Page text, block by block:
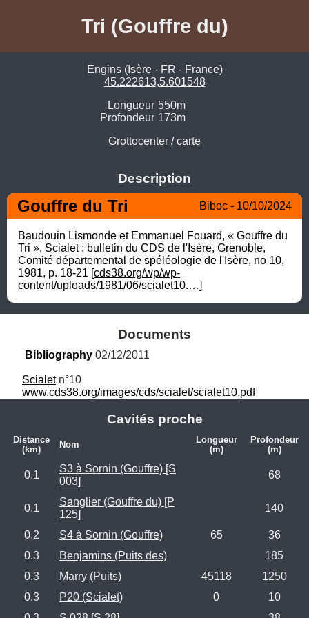
Tri (Gouffre du)
Engins (Isère - FR - France)
45.222613,5.601548
Longueur 550m
Profondeur 173m
Grottocenter /carte
Description
Gouffre du Tri Biboc - 10/10/2024
Baudouin Lismonde et Emmanuel Fouard, « Gouffre du
Tri », Scialet : bulletin du CDS de l'Isère, Grenoble,
Comité départemental de spéléologie de l'Isère, no 10,‎
1981, p. 18-21 [cds38.org/wp/wp-
content/uploads/1981/06/scialet10.…]
Documents
Bibliography 02/12/2011
Scialet
www.cds38.org/images/cds/scialet/scialet10.pdf
Cavités proche
Distance
(km)
Nom
Longueur
(m)
Profondeur
(m)
0.1
S3 à Sornin (Gouffre) [S
003]
68
0.1
Sanglier (Gouffre du) [P
125]
140
0.2 S4 à Sornin (Gouffre) 65
36
0.3
Benjamins (Puits des)
185
0.3
Marry (Puits) 45118
1250
0.3
P20 (Scialet) 0
10